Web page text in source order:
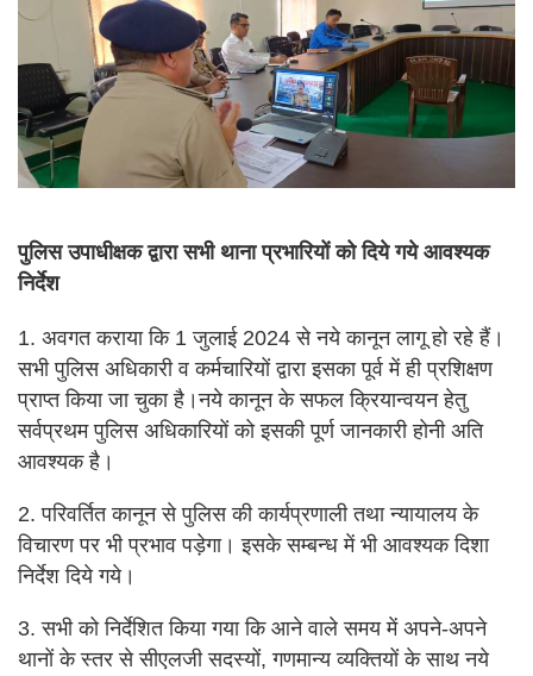
पुलिस उपाधीक्षक द्वारा सभी थाना प्रभारियों को दिये गये आवश्यक
निर्देश
1. अवगत कराया कि 1 जुलाई 2024 से नये कानून लागू हो रहे हैं।
सभी पुलिस अधिकारी व कर्मचारियों द्वारा इसका पूर्व में ही प्रशिक्षण
प्राप्त किया जा चुका है।नये कानून के सफल क्रियान्वयन हेतु
सर्वप्रथम पुलिस अधिकारियों को इसकी पूर्ण जानकारी होनी अति
आवश्यक है।
2. परिवर्तित कानून से पुलिस की कार्यप्रणाली तथा न्यायालय के
विचारण पर भी प्रभाव पड़ेगा। इसके सम्बन्ध में भी आवश्यक दिशा
निर्देश दिये गये।
3. सभी को निर्देशित किया गया कि आने वाले समय में अपने-अपने
थानों के स्तर से सीएलजी सदस्यों, गणमान्य व्यक्तियों के साथ नये